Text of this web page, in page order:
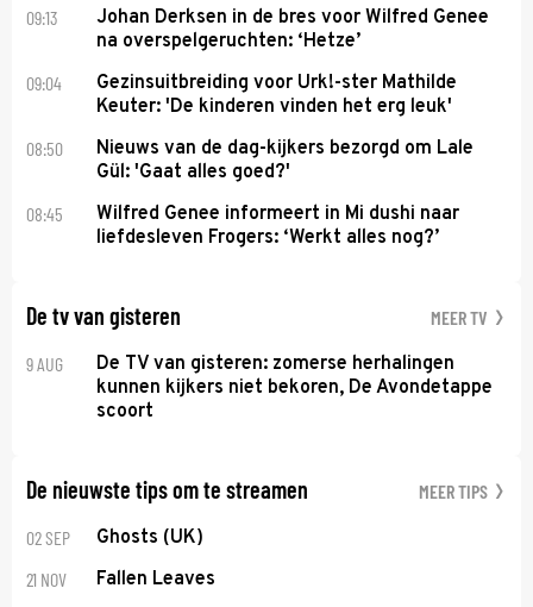
09:13
Johan Derksen in de bres voor Wilfred Genee
na overspelgeruchten: ‘Hetze’
09:04
Gezinsuitbreiding voor Urk!-ster Mathilde
Keuter: 'De kinderen vinden het erg leuk'
08:50
Nieuws van de dag-kijkers bezorgd om Lale
Gül: 'Gaat alles goed?'
08:45
Wilfred Genee informeert in Mi dushi naar
liefdesleven Frogers: ‘Werkt alles nog?’
De tv van gisteren MEER TV
9 AUG
De TV van gisteren: zomerse herhalingen
kunnen kijkers niet bekoren, De Avondetappe
scoort
De nieuwste tips om te streamen MEER TIPS
02 SEP Ghosts (UK)
21 NOV Fallen Leaves